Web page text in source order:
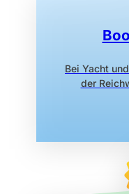
Bei Yacht
der